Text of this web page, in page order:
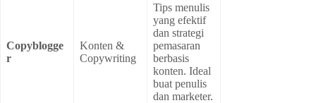
Copyblogge
r
Konten &
Copywriting
Tips menulis
yang efektif
dan strategi
pemasaran
berbasis
konten. Ideal
buat penulis
dan marketer.